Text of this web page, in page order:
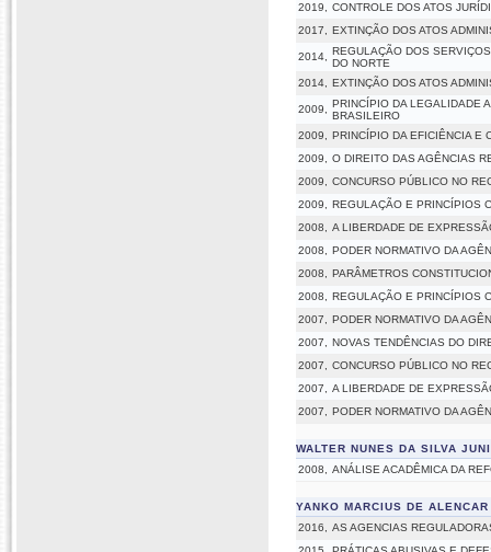
2019,
CONTROLE DOS ATOS
2017,
EXTINÇÃO DOS ATOS
2014,
REGULAÇÃO DOS
DO NORTE
2014,
EXTINÇÃO DOS ATOS
2009,
PRINCÍPIO DA LEGALIDADE
BRASILEIRO
2009,
PRINCÍPIO DA EFICIÊNCIA E
2009,
O DIREITO DAS AGÊNCIAS
2009,
CONCURSO PÚBLICO NO
2009,
REGULAÇÃO E PRINCÍPIOS
2008,
A LIBERDADE DE
2008,
PODER NORMATIVO DA
2008,
PARÂMETROS
2008,
REGULAÇÃO E PRINCÍPIOS
2007,
PODER NORMATIVO DA
2007,
NOVAS TENDÊNCIAS DO
2007,
CONCURSO PÚBLICO NO
2007,
A LIBERDADE DE
2007,
PODER NORMATIVO DA
WALTER NUNES DA SILVA
2008,
ANÁLISE ACADÊMICA DA
YANKO MARCIUS DE
2016,
AS AGENCIAS